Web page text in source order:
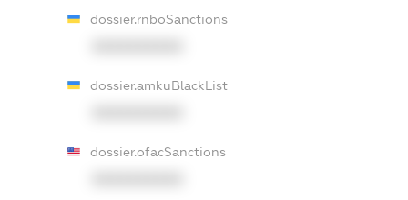
dossier.rnboSanctions
dossier.amkuBlackList
dossier.ofacSanctions